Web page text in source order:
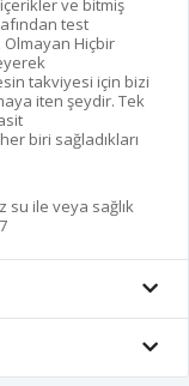
test
Olmayan Hiçbir
takviyesi için bizi
iten şeydir. Tek
biri sağladıkları
su ile veya sağlık